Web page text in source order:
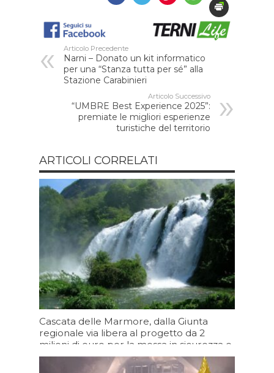
Articolo Precedente
Narni – Donato un kit informatico
per una “Stanza tutta per sé” alla
Stazione Carabinieri
Articolo Successivo
“UMBRE Best Experience 2025”:
premiate le migliori esperienze
turistiche del territorio
ARTICOLI CORRELATI
Cascata delle Marmore, dalla Giunta
regionale via libera al progetto da 2
milioni di euro per la messa in sicurezza e
il consolidamento del salto principale